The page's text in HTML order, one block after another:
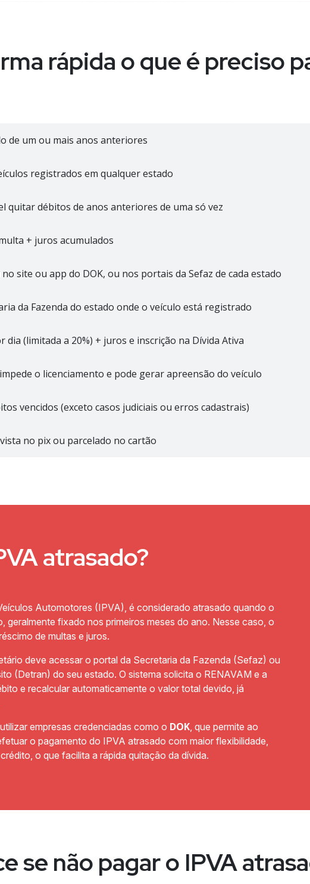
rápida o que é preciso
de um ou mais anos anteriores
registrados em qualquer estado
quitar débitos de anos anteriores de uma só vez
+ juros acumulados
no site ou app do DOK, ou nos portais da Sefaz de cada estado
da Fazenda do estado onde o veículo está registrado
dia (limitada a 20%) + juros e inscrição na Dívida Ativa
impede o licenciamento e pode gerar apreensão do veículo
vencidos (exceto casos judiciais ou erros cadastrais)
no pix ou parcelado no cartão
atrasado?
Automotores (IPVA), é considerado atrasado quando o
geralmente fixado nos primeiros meses do ano. Nesse caso, o
de multas e juros.
deve acessar o portal da Secretaria da Fazenda (Sefaz) ou
(Detran) do seu estado. O sistema solicita o RENAVAM e a
e recalcular automaticamente o valor total devido, já
empresas credenciadas como o DOK, que permite ao
o pagamento do IPVA atrasado com maior flexibilidade,
o que facilita a rápida quitação da dívida.
se não pagar o IPVA